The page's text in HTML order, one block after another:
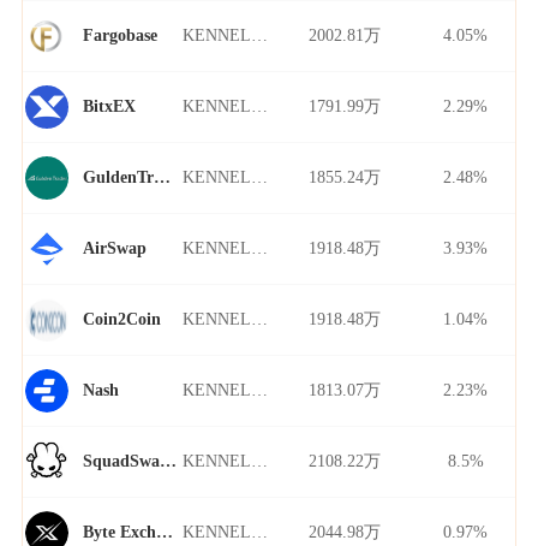
Fargobase 2002.81万 4.05%
BitxEX 1791.99万 2.29%
GuldenTrader 1855.24万 2.48%
AirSwap 1918.48万 3.93%
Coin2Coin 1918.48万 1.04%
Nash 1813.07万 2.23%
SquadSwap Dynamo 2108.22万 8.5%
Byte Exchange 2044.98万 0.97%